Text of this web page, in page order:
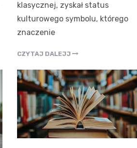
klasycznej, zyskał status
kulturowego symbolu, którego
znaczenie
CZYTAJ DALEJJ